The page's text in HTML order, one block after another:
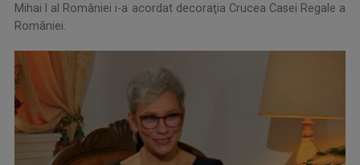
Mihai I al României i-a acordat decoraţia Crucea Casei Regale a
României.